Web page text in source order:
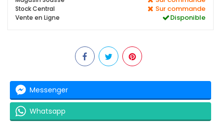
Stock Central Sur commande
Vente en Ligne Disponible
Messenger
Whatsapp